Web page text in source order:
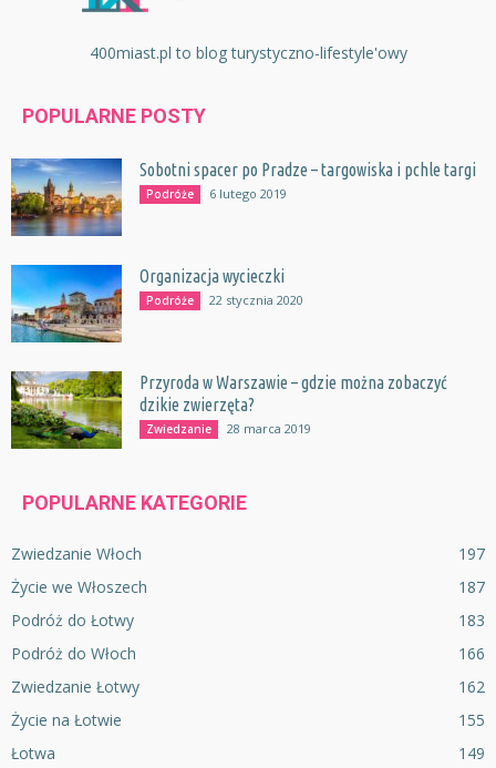
400miast.pl to blog turystyczno-lifestyle'owy
POPULARNE POSTY
Sobotni spacer po Pradze – targowiska i pchle targi
Podróże 6 lutego 2019
Organizacja wycieczki
Podróże 22 stycznia 2020
Przyroda w Warszawie – gdzie można zobaczyć
dzikie zwierzęta?
Zwiedzanie 28 marca 2019
POPULARNE KATEGORIE
Zwiedzanie Włoch
197
Życie we Włoszech
187
Podróż do Łotwy
183
Podróż do Włoch
166
Zwiedzanie Łotwy
162
Życie na Łotwie
155
Łotwa
149